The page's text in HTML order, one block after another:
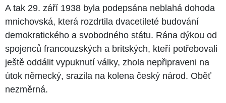
A tak 29. září 1938 byla podepsána neblahá dohoda
mnichovská, která rozdrtila dvacetileté budování
demokratického a svobodného státu. Rána dýkou od
spojenců francouzských a britských, kteří potřebovali
ještě oddálit vypuknutí války, zhola nepřipraveni na
útok německý, srazila na kolena český národ. Oběť
nezměrná.